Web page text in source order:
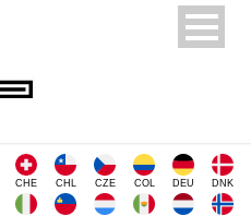
CHE CHL CZE COL DEU DNK